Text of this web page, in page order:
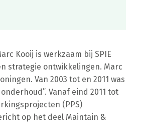
Kooij is werkzaam bij SPIE
strategie ontwikkelingen. Marc
Van 2003 tot en 2011 was
Vanaf eind 2011 tot
(PPS)
op het deel Maintain &